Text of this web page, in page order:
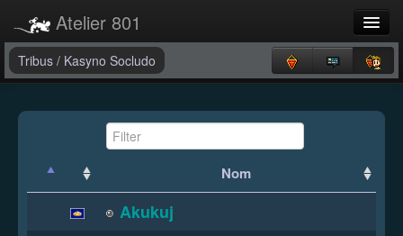
Atelier 801
Forums
Langue
Tribus / Kasyno Socludo
Nom
Akukuj